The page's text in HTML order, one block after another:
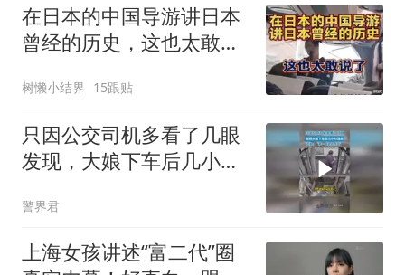
在日本的中国导游讲日本
曾经的历史，这也太敢说
树懒小结界 15跟贴
只因公交司机多看了几眼
发现，大娘下车后几小时
警界君
上海女孩讲述“富二代”圈